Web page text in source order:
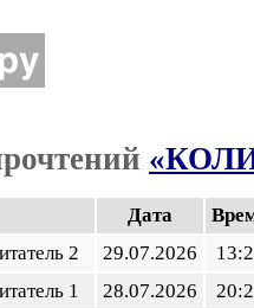
Дата
2
29.07.2026
1
28.07.2026